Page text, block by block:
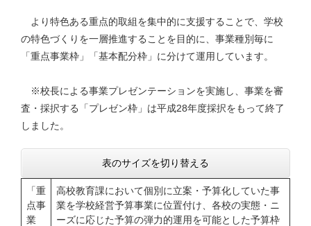
より特色ある重点的取組を集中的に支援することで、学校
の特色づくりを一層推進することを目的に、事業種別毎に
「重点事業枠」「基本配分枠」に分けて運用しています。
※校長による事業プレゼンテーションを実施し、事業を審
査・採択する「プレゼン枠」は平成28年度採択をもって終了
しました。
表のサイズを切り替える
「重
点事
業
高校教育課において個別に立案・予算化していた事
業を学校経営予算事業に位置付け、各校の実態・ニ
ーズに応じた予算の弾力的運用を可能とした予算枠